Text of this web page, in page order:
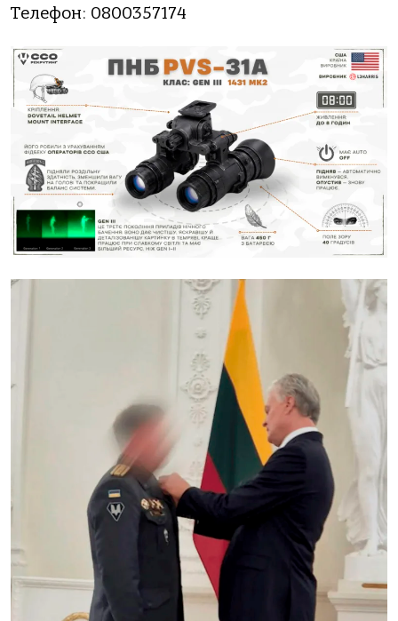
Телефон: 0800357174